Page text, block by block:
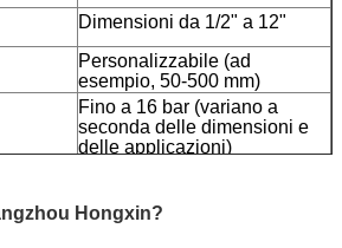
Dimensioni da 1/2" a 12"
Personalizzabile (ad
esempio, 50-500 mm)
Fino a 16 bar (variano a
seconda delle dimensioni e
delle applicazioni)
Hongxin?